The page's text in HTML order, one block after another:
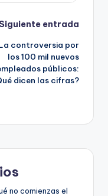
Siguiente entrada
controversia por
los 100 mil nuevos
públicos:
dicen las cifras?
no comienzas el